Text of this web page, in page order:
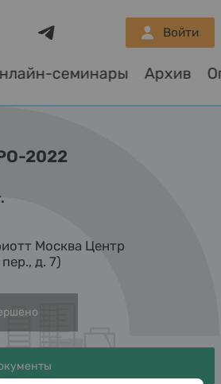
семинары Архив
Войти
2022
Москва Центр
д. 7)